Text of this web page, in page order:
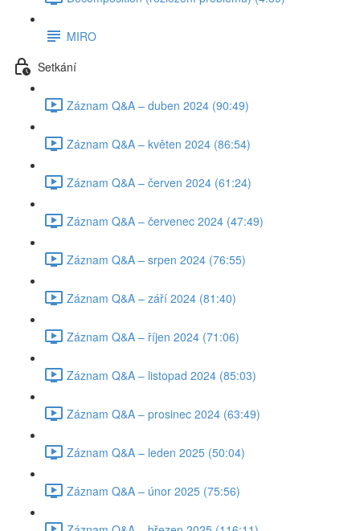
MIRO
Setkání
Záznam Q&A – duben 2024 (90:49)
Záznam Q&A – květen 2024 (86:54)
Záznam Q&A – červen 2024 (61:24)
Záznam Q&A – červenec 2024 (47:49)
Záznam Q&A – srpen 2024 (76:55)
Záznam Q&A – září 2024 (81:40)
Záznam Q&A – říjen 2024 (71:06)
Záznam Q&A – listopad 2024 (85:03)
Záznam Q&A – prosinec 2024 (63:49)
Záznam Q&A – leden 2025 (50:04)
Záznam Q&A – únor 2025 (75:56)